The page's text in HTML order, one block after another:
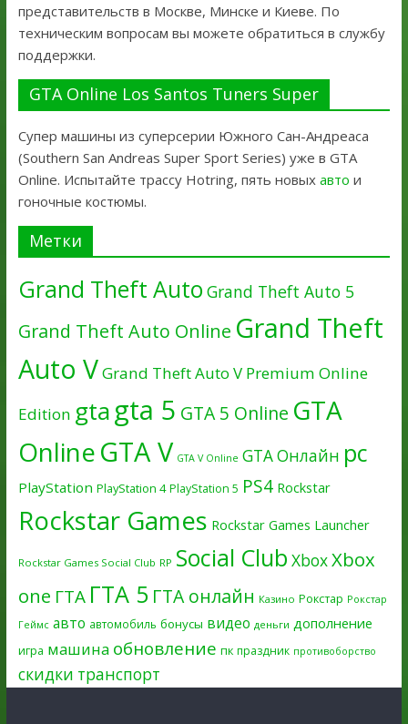
представительств в Москве, Минске и Киеве. По
техническим вопросам вы можете обратиться в службу
поддержки.
GTA Online Los Santos Tuners Super
Супер машины из суперсерии Южного Сан-Андреаса
(Southern San Andreas Super Sport Series) уже в GTA
Online. Испытайте трассу Hotring, пять новых авто и
гоночные костюмы.
Метки
Grand Theft Auto Grand Theft Auto 5
Grand Theft Auto Online Grand Theft
Auto VGrand Theft Auto V Premium Online
Edition gtagta 5 GTA 5 Online GTA
OnlineGTA V GTA V Online GTA Онлайн pc
PlayStation PlayStation 4 PlayStation 5 PS4 Rockstar
Rockstar Games Rockstar Games Launcher
Rockstar Games Social Club RP Social Club XboxXbox
one ГТА ГТА 5 ГТА онлайн Казино Рокстар Рокстар
Геймс авто автомобиль бонусы видео деньги дополнение
игра машина обновление пк праздник противоборство
скидки транспорт